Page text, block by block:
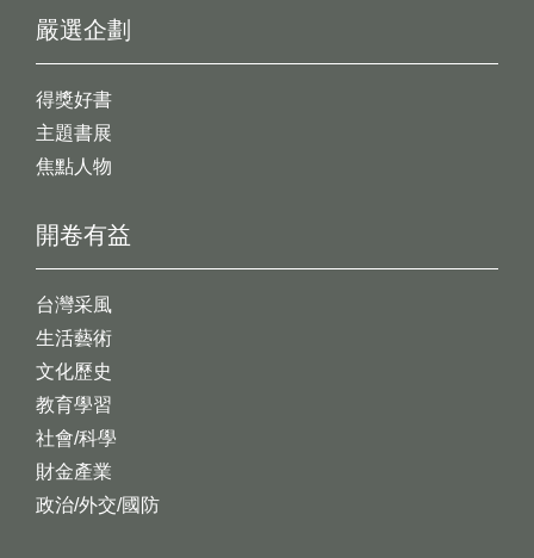
開卷有益
台灣采風
生活藝術
文化歷史
教育學習
社會/科學
財金產業
政治/外交/國防
嚴選企劃
得獎好書
主題書展
焦點人物